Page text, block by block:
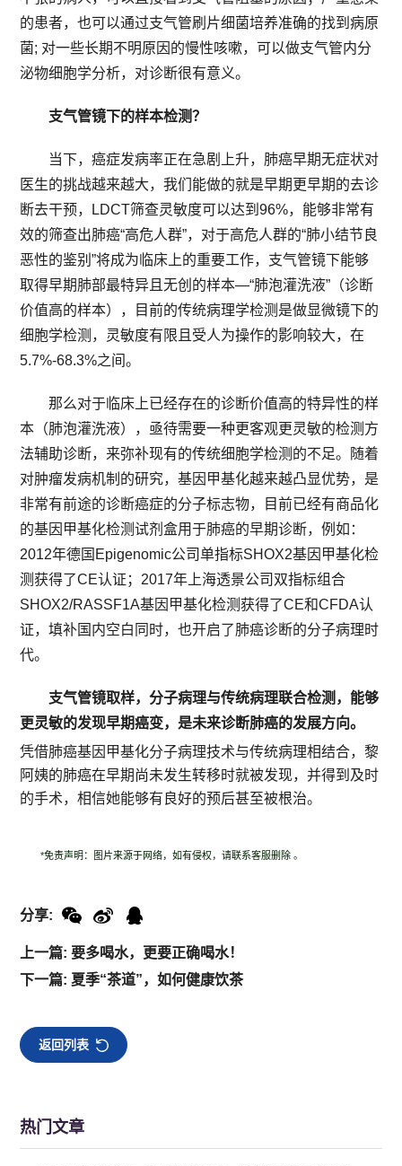
的患者，也可以通过支气管刷片细菌培养准确的找到病原
菌; 对一些长期不明原因的慢性咳嗽，可以做支气管内分
泌物细胞学分析，对诊断很有意义。
支气管镜下的样本检测？
当下，癌症发病率正在急剧上升，肺癌早期无症状对
医生的挑战越来越大，我们能做的就是早期更早期的去诊
断去干预，LDCT筛查灵敏度可以达到96%，能够非常有
效的筛查出肺癌“高危人群”，对于高危人群的“肺小结节良
恶性的鉴别”将成为临床上的重要工作，支气管镜下能够
取得早期肺部最特异且无创的样本—“肺泡灌洗液”（诊断
价值高的样本），目前的传统病理学检测是做显微镜下的
细胞学检测，灵敏度有限且受人为操作的影响较大，在
5.7%-68.3%之间。
那么对于临床上已经存在的诊断价值高的特异性的样
本（肺泡灌洗液），亟待需要一种更客观更灵敏的检测方
法辅助诊断，来弥补现有的传统细胞学检测的不足。随着
对肿瘤发病机制的研究，基因甲基化越来越凸显优势，是
非常有前途的诊断癌症的分子标志物，目前已经有商品化
的基因甲基化检测试剂盒用于肺癌的早期诊断，例如：
2012年德国Epigenomic公司单指标SHOX2基因甲基化检
测获得了CE认证；2017年上海透景公司双指标组合
SHOX2/RASSF1A基因甲基化检测获得了CE和CFDA认
证，填补国内空白同时，也开启了肺癌诊断的分子病理时
代。
支气管镜取样，分子病理与传统病理联合检测，能够
更灵敏的发现早期癌变，是未来诊断肺癌的发展方向。
凭借肺癌基因甲基化分子病理技术与传统病理相结合，黎
阿姨的肺癌在早期尚未发生转移时就被发现，并得到及时
的手术，相信她能够有良好的预后甚至被根治。
*免责声明：图片来源于网络，如有侵权，请联系客服删除 。
上一篇: 要多喝水，更要正确喝水！
下一篇: 夏季“茶道”，如何健康饮茶
分享:
返回列表
热门文章